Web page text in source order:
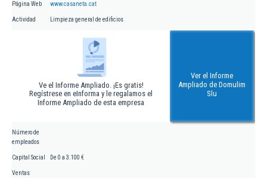
Página Web www.casaneta.cat
Actividad Limpieza general de edificios
Ve el Informe Ampliado. ¡Es gratis!
Regístrese en eInforma y le regalamos el
Informe Ampliado de esta empresa
Ver el Informe
Ampliado de Domulim
Slu
Número de
empleados
Capital Social De 0 a 3.100 €
Ventas